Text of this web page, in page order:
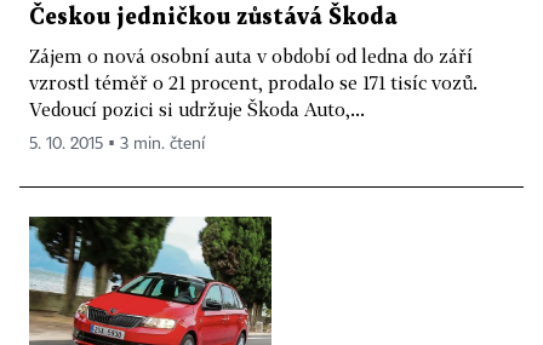
Českou jedničkou zůstává Škoda
Zájem o nová osobní auta v období od ledna do září
vzrostl téměř o 21 procent, prodalo se 171 tisíc vozů.
Vedoucí pozici si udržuje Škoda Auto,...
5. 10. 2015 ▪ 3 min. čtení